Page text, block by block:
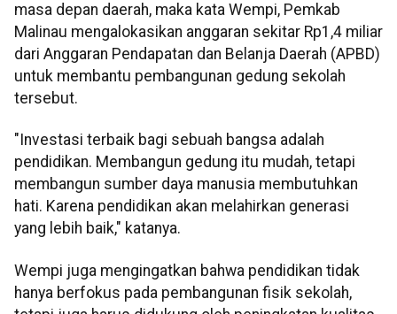
masa depan daerah, maka kata Wempi, Pemkab
Malinau mengalokasikan anggaran sekitar Rp1,4 miliar
dari Anggaran Pendapatan dan Belanja Daerah (APBD)
untuk membantu pembangunan gedung sekolah
tersebut.
"Investasi terbaik bagi sebuah bangsa adalah
pendidikan. Membangun gedung itu mudah, tetapi
membangun sumber daya manusia membutuhkan
hati. Karena pendidikan akan melahirkan generasi
yang lebih baik," katanya.
Wempi juga mengingatkan bahwa pendidikan tidak
hanya berfokus pada pembangunan fisik sekolah,